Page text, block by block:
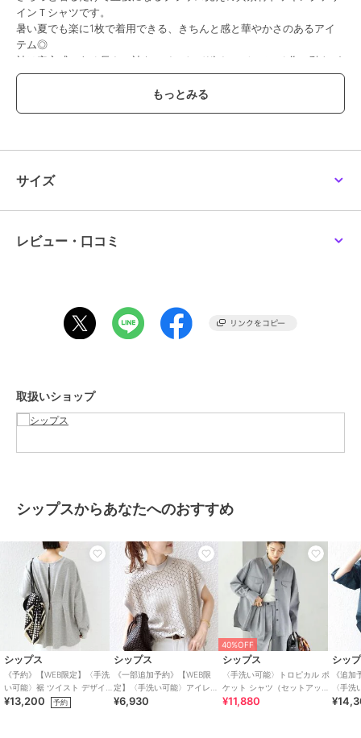
インＴシャツです。
暑い夏でも楽に1枚で着用できる、きちんと感と華やかさのあるアイ
テム◎
袖は安心感のある長さで袖をツイストデザインにしている為、動きが
出て華やかな印象です。
裾にはシアーオーガンジーをドッキングしている為、ウエストにTシ
ャツをインせずそのまま着るだけでおしゃれな雰囲気に。
オフ兼用デザイントップスです。
カットソーですので楽に着用していただけますが、程よいハリ感のポ
■コーディネート
ます。
きれいめなボトムで合わせればオフィスコーデに。
※生産時期により、色味に若干の差異が生じる場合がございます。あ
※撮影環境により商品の色味が異なって見える場合がございます。商
品のお色味は、物撮り画像をご参考にしてください。
※末永く愛用頂く為に、アテンションタグを必ずご確認の上、着用又
はお取り扱いください。
※画像の商品はサンプルです。
実際の商品と仕様、加工、サイズが若干異なる場合がございます。
ブランド シップス
サイズ
レビュー・口コミ
取扱いショップ
シップスからあなたへのおすすめ
シップス
《予約》【WEB限定】〈手洗
い可能〉裾 ツイスト デザイ
ン ポンチ ロング スリーブ プ
¥13,200 予約
シップス
《一部追加予約》【WEB限
定】〈手洗い可能〉アイレッ
ト クルーネック プルオーバ
¥6,930
40%OFF
シップス
〈手洗い可能〉トロピカル ポ
ケット シャツ（セットアップ
対応）
¥11,880
シッ
《追加
〈手
ル ロン